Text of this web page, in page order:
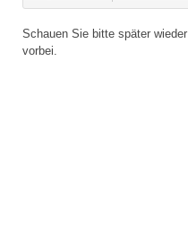
Schauen Sie bitte später wieder
vorbei.